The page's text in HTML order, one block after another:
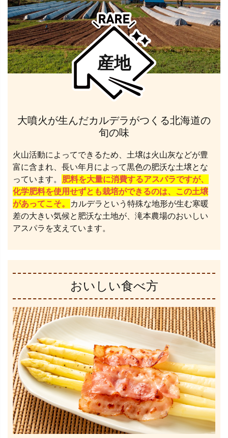
産地
大噴火が生んだカルデラがつくる北海道の
旬の味
火山活動によってできるため、土壌は火山灰などが豊
富に含まれ、長い年月によって黒色の肥沃な土壌とな
っています。
肥料を大量に消費するアスパラですが、
化学肥料を使用せずとも栽培ができるのは、この土壌
があってこそ。
カルデラという特殊な地形が生む寒暖
差の大きい気候と肥沃な土地が、滝本農場のおいしい
アスパラを支えています。
おいしい食べ方